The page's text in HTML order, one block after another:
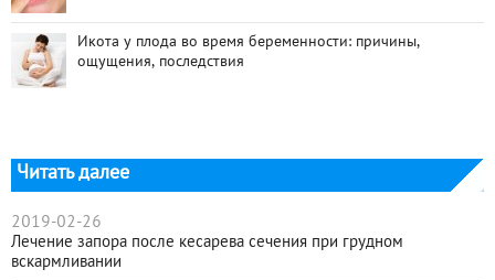
Икота у плода во время беременности: причины,
ощущения, последствия
Читать далее
2019-02-26
Лечение запора после кесарева сечения при грудном
вскармливании